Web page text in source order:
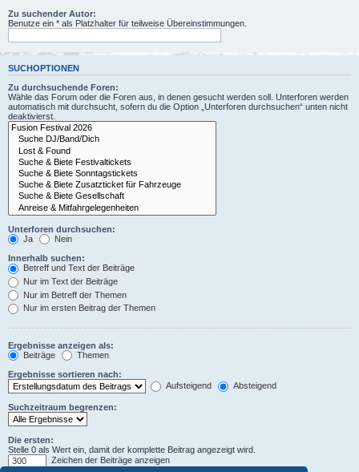
Zu suchender Autor:
Benutze ein * als Platzhalter für teilweise Übereinstimmungen.
SUCHOPTIONEN
Zu durchsuchende Foren:
Wähle das Forum oder die Foren aus, in denen gesucht werden soll. Unterforen werden
automatisch mit durchsucht, sofern du die Option „Unterforen durchsuchen“ unten nicht
deaktivierst.
Unterforen durchsuchen:
Ja
Nein
Innerhalb suchen:
Betreff und Text der Beiträge
Nur im Text der Beiträge
Nur im Betreff der Themen
Nur im ersten Beitrag der Themen
Ergebnisse anzeigen als:
Beiträge
Themen
Ergebnisse sortieren nach:
Aufsteigend
Absteigend
Suchzeitraum begrenzen:
Die ersten:
Stelle 0 als Wert ein, damit der komplette Beitrag angezeigt wird.
Zeichen der Beiträge anzeigen